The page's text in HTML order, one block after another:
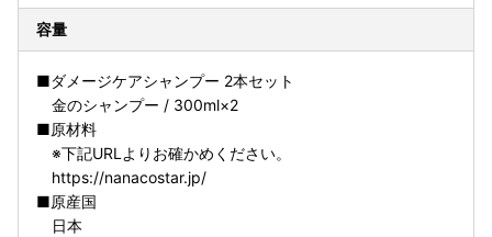
容量
■ダメージケアシャンプー 2本セット
金のシャンプー / 300ml×2
■原材料
※下記URLよりお確かめください。
https://nanacostar.jp/
■原産国
日本